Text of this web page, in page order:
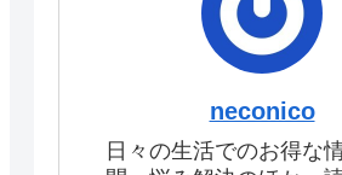
neconico
日々の生活でのお得な